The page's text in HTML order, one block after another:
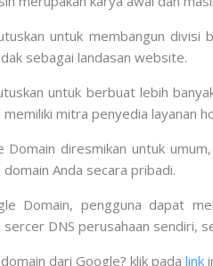
untuk membangun
sebagai landasan website.
untuk berbuat lebih
memiliki mitra penyedia layanan
Domain diresmikan untuk
Anda secara pribadi.
Domain, pengguna dapat
sercer DNS perusahaan sendiri,
dari Google? klik pada link